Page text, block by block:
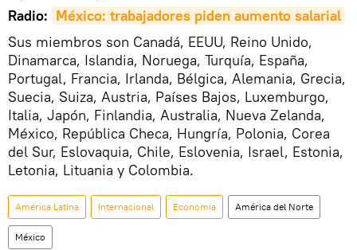
Radio: México: trabajadores piden aumento salarial
Sus miembros son Canadá, EEUU, Reino Unido,
Dinamarca, Islandia, Noruega, Turquía, España,
Portugal, Francia, Irlanda, Bélgica, Alemania, Grecia,
Suecia, Suiza, Austria, Países Bajos, Luxemburgo,
Italia, Japón, Finlandia, Australia, Nueva Zelanda,
México, República Checa, Hungría, Polonia, Corea
del Sur, Eslovaquia, Chile, Eslovenia, Israel, Estonia,
Letonia, Lituania y Colombia.
América Latina Internacional Economía América del Norte
México